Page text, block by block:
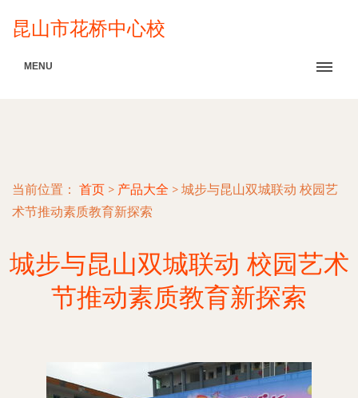
昆山市花桥中心校
MENU
当前位置： 首页 > 产品大全 > 城步与昆山双城联动 校园艺
术节推动素质教育新探索
城步与昆山双城联动 校园艺术
节推动素质教育新探索